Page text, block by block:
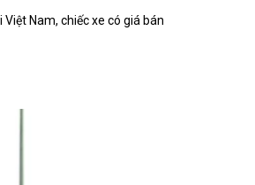
Nam, chiếc xe có giá bán